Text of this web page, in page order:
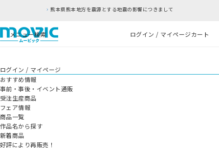
熊本県熊本地方を震源とする地震の影響につきまして
メニュー検索 ログイン / マイページカート
ログイン / マイページ
おすすめ情報
事前・事後・イベント通販
受注生産商品
フェア情報
商品一覧
作品名から探す
新着商品
好評により再販売！